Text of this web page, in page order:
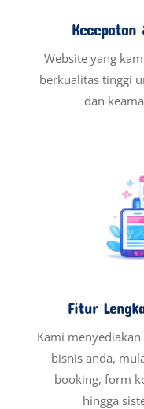
Kecepatan
Website yang
berkualitas tinggi
dan
Fitur
Kami
bisnis anda,
booking, form
hingga